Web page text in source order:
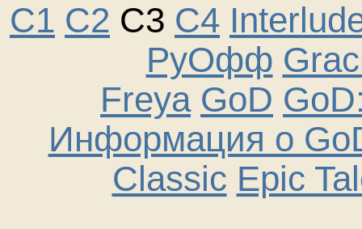
C1 C2 C3 C4
РуОфф
Freya GoD
Информация о
Classic Epic